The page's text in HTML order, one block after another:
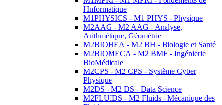
l'Informatique
M1PHYSICS - M1 PHYS - Physique
M2AAG - M2 AAG - Analyse,
Arithmétique, Géométrie
M2BIOHEA - M2 BH - Biologie et Santé
M2BIOMECA - M2 BME - Ingénierie
BioMédicale
M2CPS - M2 CPS - Système Cyber
Physique
M2DS - M2 DS - Data Science
M2FLUIDS - M2 Fluids - Mécanique des